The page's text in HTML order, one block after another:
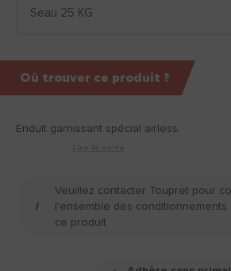
Enduit garnissant spécial airless.
Veuillez contacter Toupret pour
l'ensemble des
ce produit
Où trouver ce produit ?